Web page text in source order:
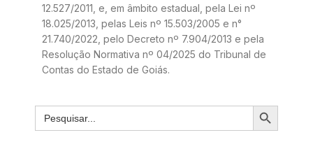
12.527/2011, e, em âmbito estadual, pela Lei nº
18.025/2013, pelas Leis nº 15.503/2005 e n°
21.740/2022, pelo Decreto nº 7.904/2013 e pela
Resolução Normativa nº 04/2025 do Tribunal de
Contas do Estado de Goiás.